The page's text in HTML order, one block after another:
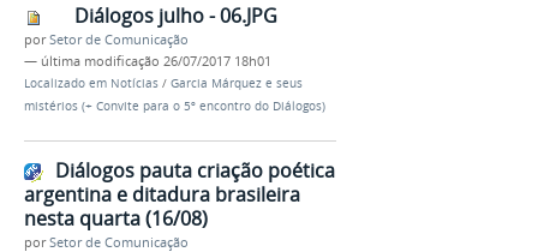
Diálogos julho - 06.JPG
porSetor de Comunicação
— última modificação 26/07/2017 18h01
Localizado em Notícias / Garcia Márquez e seus
mistérios (+ Convite para o 5º encontro do Diálogos)
Diálogos pauta criação poética
argentina e ditadura brasileira
nesta quarta (16/08)
porSetor de Comunicação